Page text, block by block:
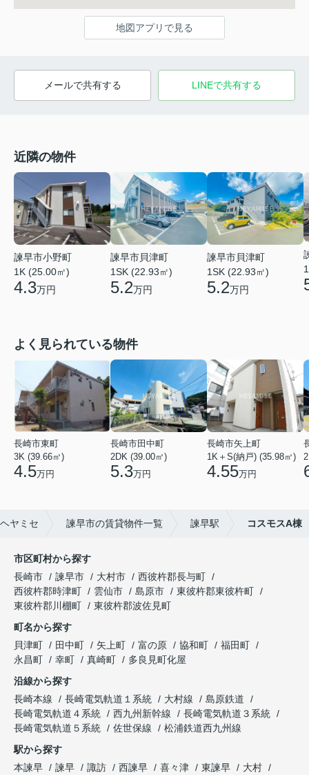
地図アプリで見る
メールで共有する LINEで共有する
近隣の物件
諫早市小野町
1K (25.00㎡)
4.3万円
諫早市貝津町
1SK (22.93㎡)
5.2万円
諫早市貝津町
1SK (22.93㎡)
5.2万円
よく見られている物件
長崎市東町
3K (39.66㎡)
4.5万円
長崎市田中町
2DK (39.00㎡)
5.3万円
長崎市矢上町
1K＋S(納戸) (35.98㎡)
4.55万円
ヤミセ 諫早市の賃貸物件一覧 諫早駅 コスモスA棟
市区町村から探す
長崎市
諫早市 大村市
西彼杵郡長与町
西彼杵郡時津町
雲仙市 島原市
東彼杵郡東彼杵町
東彼杵郡川棚町
東彼杵郡波佐見町
町名から探す
貝津町
田中町 矢上町 富の原 協和町
福田町
永昌町
幸町 真崎町
多良見町化屋
沿線から探す
長崎本線
長崎電気軌道１系統 大村線
島原鉄道
長崎電気軌道４系統
西九州新幹線
長崎電気軌道３系統
長崎電気軌道５系統
佐世保線
松浦鉄道西九州線
駅から探す
本諫早
諫早 諏訪 西諫早 喜々津 東諫早
大村